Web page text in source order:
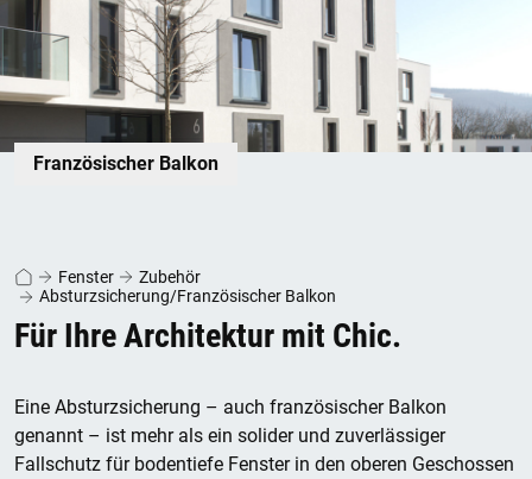
Französischer Balkon
Fenster
Zubehör
Absturzsicherung/Französischer Balkon
Für Ihre Architektur mit Chic.
Eine Absturzsicherung – auch französischer Balkon
genannt – ist mehr als ein solider und zuverlässiger
Fallschutz für bodentiefe Fenster in den oberen Geschossen